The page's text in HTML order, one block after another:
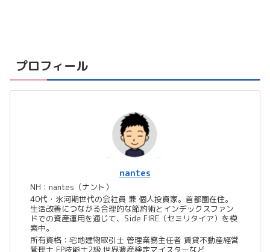
プロフィール
nantes
NH：nantes（ナント）
40代・氷河期世代の会社員 兼 個人投資家。首都圏在住。
生活改善につながる合理的な節約術とインデックスファン
ドでの資産運用を通じて、Side FIRE（セミリタイア）を模
索中。
所有資格：宅地建物取引士 管理業務主任者 賃貸不動産経営
管理士 FP技能士2級 世界遺産検定マイスターなど